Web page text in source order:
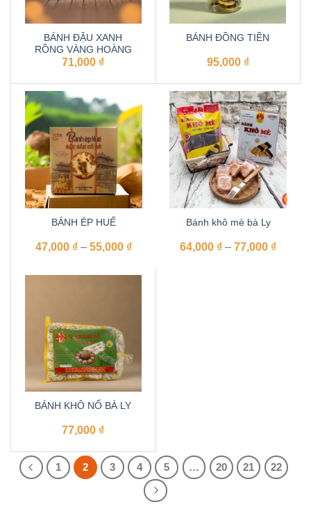
BÁNH ĐẬU XANH
RỒNG VÀNG HOÀNG
GIA THƯỢNG HẠNG
71,000 ₫
BÁNH ĐỒNG TIỀN
95,000 ₫
BÁNH ÉP HUẾ
47,000 ₫ – 55,000 ₫Khoảng
Bánh khô mè bà Ly
64,000 ₫ – 77,000 ₫
BÁNH KHÔ NỔ BÀ LY
77,000 ₫
1 2 3 4 5 … 20 21 22